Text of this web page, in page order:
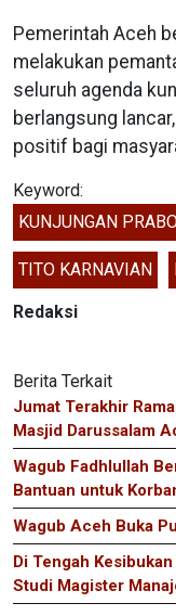
Pemerintah Aceh
melakukan
seluruh agenda
berlangsung
positif bagi
Keyword:
KUNJUNGAN
TITO KARNAVIAN
Redaksi
Berita Terkait
Jumat Terakhir
Masjid Darussalam
‎Wagub Fadhlullah
Bantuan untuk
Wagub Aceh Buka
Di Tengah
Studi Magister